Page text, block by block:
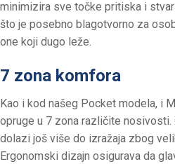
minimizira sve točke pritiska i
što je posebno blagotvorno za
one koji dugo leže.
7 zona komfora
Kao i kod našeg Pocket modela, i
opruge u 7 zona različite nosivosti.
dolazi još više do izražaja zbog
Ergonomski dizajn osigurava da